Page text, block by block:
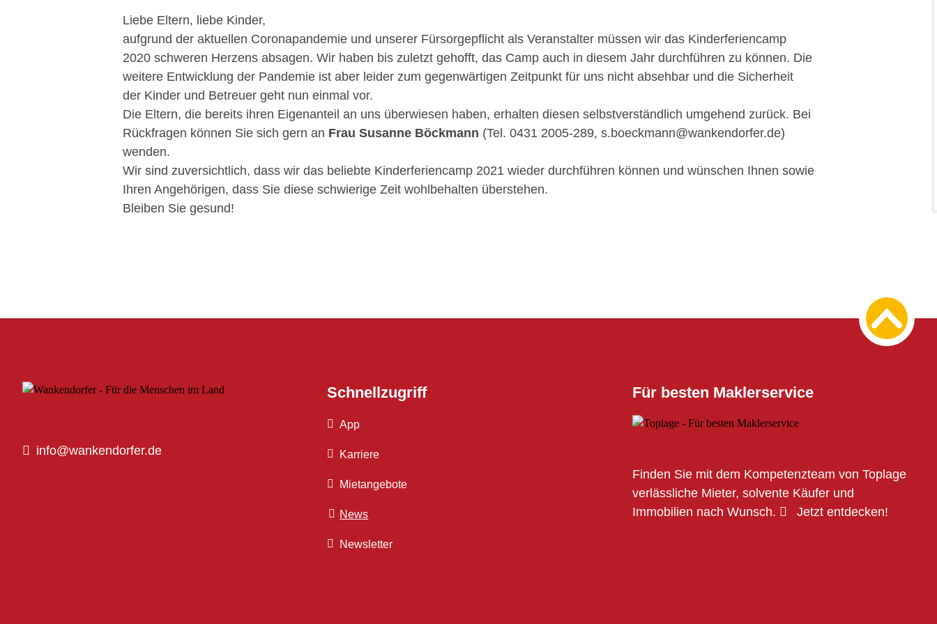
Liebe Eltern, liebe Kinder,
aufgrund der aktuellen Coronapandemie und unserer Fürsorgepflicht als Veranstalter müssen wir das Kinder­feriencamp
2020 schweren Herzens absagen. Wir haben bis zuletzt gehofft, das Camp auch in diesem Jahr durchführen zu können. Die
weitere Entwicklung der Pandemie ist aber leider zum gegenwärtigen Zeitpunkt für uns nicht absehbar und die Sicherheit
der Kinder und Betreuer geht nun einmal vor.
Die Eltern, die bereits ihren Eigenanteil an uns überwiesen haben, erhalten diesen selbstverständlich umgehend zurück. Bei
Rückfragen können Sie sich gern an Frau Susanne Böckmann (Tel. 0431 2005-289, s.boeckmann@wankendorfer.de)
wenden.
Wir sind zuversichtlich, dass wir das beliebte Kinderferiencamp 2021 wieder durch­führen können und wünschen Ihnen sowie
Ihren Angehörigen, dass Sie diese schwierige Zeit wohlbehalten überstehen.
Bleiben Sie gesund!
info@wankendorfer.de
Schnellzugriff
App
Karriere
Mietangebote
News
Newsletter
Für besten Maklerservice
Finden Sie mit dem Kompetenzteam von Toplage
verlässliche Mieter, solvente Käufer und
Immobilien nach Wunsch.
Jetzt entdecken!